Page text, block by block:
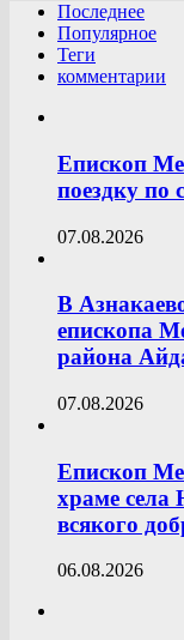
Последнее
Популярное
Теги
комментарии
Епископ
поездку по
07.08.2026
В
епископа
района
07.08.2026
Епископ
храме села
всякого
06.08.2026